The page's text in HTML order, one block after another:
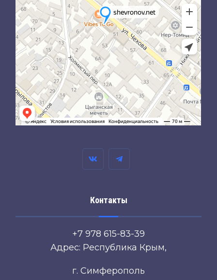
Контакты
+7 978 615-83-39
Адрес: Республика Крым,
г. Симферополь